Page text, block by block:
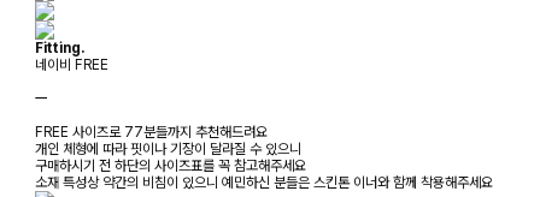
Fitting.
네이비 FREE
ㅡ
FREE 사이즈로 77분들까지 추천해드려요
개인 체형에 따라 핏이나 기장이 달라질 수 있으니
구매하시기 전 하단의 사이즈표를 꼭 참고해주세요
소재 특성상 약간의 비침이 있으니 예민하신 분들은 스킨톤 이너와 함께 착용해주세요